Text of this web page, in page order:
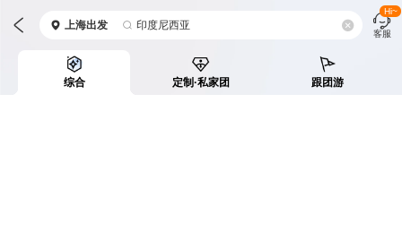
上海出发 印度尼西亚
客服
Hi~
综合 定制·私家团 跟团游